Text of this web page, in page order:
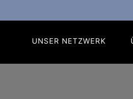
UNSER NETZWERK